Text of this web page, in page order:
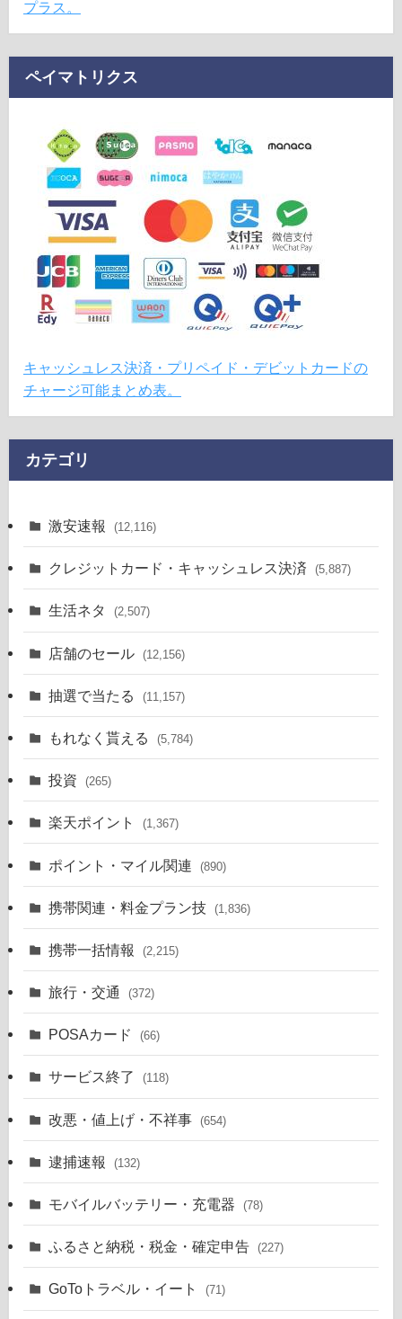
プラス。
ペイマトリクス
キャッシュレス決済・プリペイド・デビットカードの
チャージ可能まとめ表。
カテゴリ
激安速報 (12,116)
クレジットカード・キャッシュレス決済 (5,887)
生活ネタ (2,507)
店舗のセール (12,156)
抽選で当たる (11,157)
もれなく貰える (5,784)
投資 (265)
楽天ポイント (1,367)
ポイント・マイル関連 (890)
携帯関連・料金プラン技 (1,836)
携帯一括情報 (2,215)
旅行・交通 (372)
POSAカード (66)
サービス終了 (118)
改悪・値上げ・不祥事 (654)
逮捕速報 (132)
モバイルバッテリー・充電器 (78)
ふるさと納税・税金・確定申告 (227)
GoToトラベル・イート (71)